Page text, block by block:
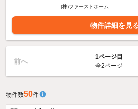
(株)ファーストホーム
物件詳細を見
前へ
1ページ目
全2ページ
物件数50件